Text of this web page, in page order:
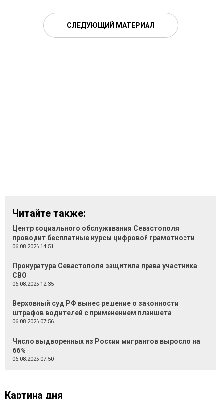
СЛЕДУЮЩИЙ МАТЕРИАЛ
Читайте также:
Центр социального обслуживания Севастополя
проводит бесплатные курсы цифровой грамотности
06.08.2026 14:51
Прокуратура Севастополя защитила права участника
СВО
06.08.2026 12:35
Верховный суд РФ вынес решение о законности
штрафов водителей с применением планшета
06.08.2026 07:56
Число выдворенных из России мигрантов выросло на
66%
06.08.2026 07:50
Картина дня